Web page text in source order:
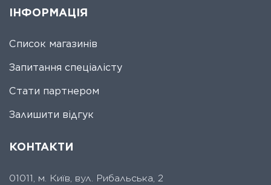
ІНФОРМАЦІЯ
Список магазинів
Запитання спеціалісту
Стати партнером
Залишити відгук
КОНТАКТИ
01011, м. Київ, вул. Рибальська, 2